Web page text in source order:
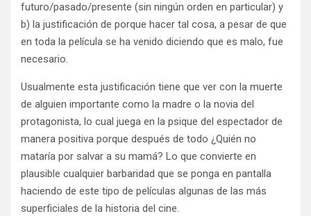
futuro/pasado/presente (sin ningún orden en particular) y
b) la justificación de porque hacer tal cosa, a pesar de que
en toda la película se ha venido diciendo que es malo, fue
necesario.
Usualmente esta justificación tiene que ver con la muerte
de alguien importante como la madre o la novia del
protagonista, lo cual juega en la psique del espectador de
manera positiva porque después de todo ¿Quién no
mataría por salvar a su mamá? Lo que convierte en
plausible cualquier barbaridad que se ponga en pantalla
haciendo de este tipo de películas algunas de las más
superficiales de la historia del cine.